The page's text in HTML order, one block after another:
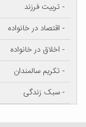
- تربیت فرزند
- اقتصاد در خانواده
- اخلاق در خانواده
- تکریم سالمندان
- سبک زندگی